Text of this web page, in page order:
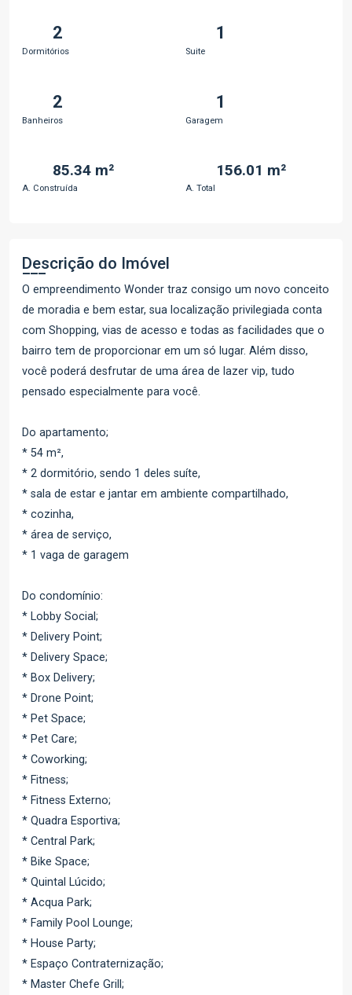
2
Dormitórios
1
Suite
2
Banheiros
1
Garagem
85.34 m²
A. Construída
156.01 m²
A. Total
Descrição do Imóvel
O empreendimento Wonder traz consigo um novo conceito
de moradia e bem estar, sua localização privilegiada conta
com Shopping, vias de acesso e todas as facilidades que o
bairro tem de proporcionar em um só lugar. Além disso,
você poderá desfrutar de uma área de lazer vip, tudo
pensado especialmente para você.
Do apartamento;
* 54 m²,
* 2 dormitório, sendo 1 deles suíte,
* sala de estar e jantar em ambiente compartilhado,
* cozinha,
* área de serviço,
* 1 vaga de garagem
Do condomínio:
* Lobby Social;
* Delivery Point;
* Delivery Space;
* Box Delivery;
* Drone Point;
* Pet Space;
* Pet Care;
* Coworking;
* Fitness;
* Fitness Externo;
* Quadra Esportiva;
* Central Park;
* Bike Space;
* Quintal Lúcido;
* Acqua Park;
* Family Pool Lounge;
* House Party;
* Espaço Contraternização;
* Master Chefe Grill;